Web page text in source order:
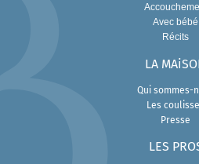
Avec bébé
Récits
LA
Qui sommes-
Les
Presse
LES